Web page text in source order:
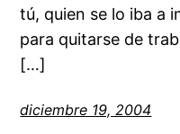
tú, quien se lo iba a
para quitarse de
[…]
diciembre 19, 2004